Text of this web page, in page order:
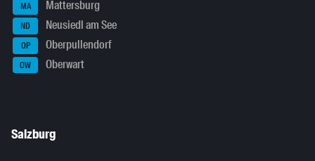
MA Mattersburg
ND Neusiedl am See
OP Oberpullendorf
OW Oberwart
Salzburg